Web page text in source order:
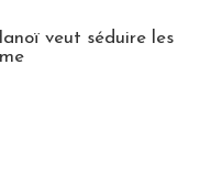
veut séduire les